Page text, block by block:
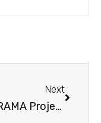
Next
PANORAMA Projesi | Yunanistan’da Yatırım ve Oturum İzni Fırsatı